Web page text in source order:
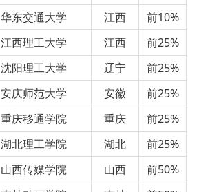
华东交通大学 江西
前10%
江西理工大学 江西
前25%
沈阳理工大学 辽宁
前25%
安庆师范大学 安徽
前25%
重庆移通学院 重庆
前25%
湖北理工学院 湖北
前25%
山西传媒学院 山西
前50%